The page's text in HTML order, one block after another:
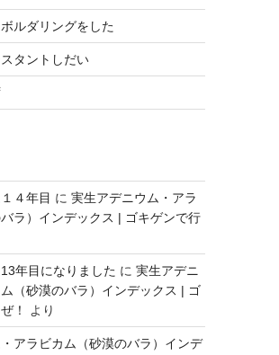
ルダリングをした
タントしだい
４年目 に 実生アデニウム・アラ
ラ）インデックス | ゴキゲンで行
年目になりました に 実生アデニ
（砂漠のバラ）インデックス | ゴ
！
より
アラビカム（砂漠のバラ）インデ